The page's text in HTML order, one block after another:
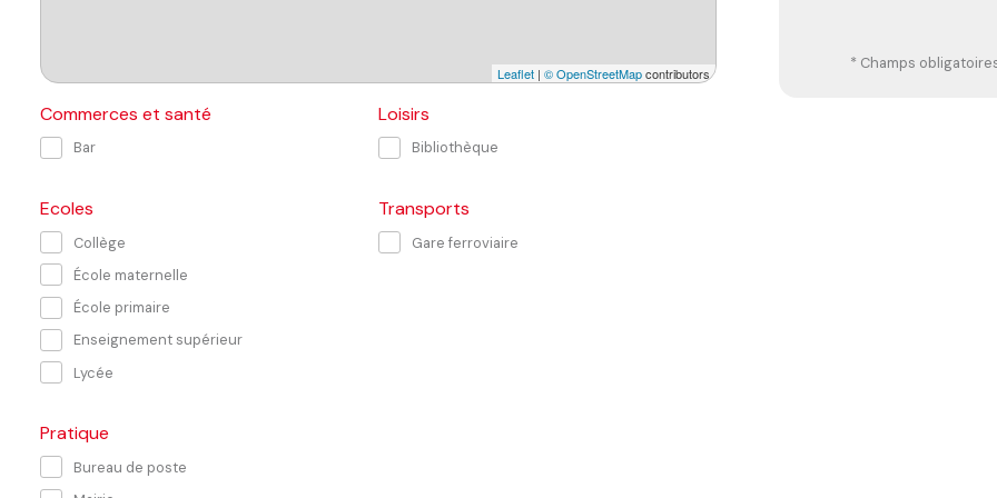
Leaflet | © OpenStreetMapcontributors
Commerces et santé
Bar
Loisirs
Bibliothèque
Ecoles
Collège
École maternelle
École primaire
Enseignement supérieur
Lycée
Transports
Gare ferroviaire
Pratique
Bureau de poste
* Champs